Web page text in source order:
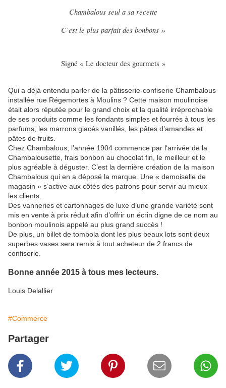
Chambalous seul a sa recette
C’est le plus parfait des bonbons »
Signé « Le docteur des gourmets »
Qui a déjà entendu parler de la pâtisserie-confiserie Chambalous
installée rue Régemortes à Moulins ? Cette maison moulinoise
était alors réputée pour le grand choix et la qualité irréprochable
de ses produits comme les fondants simples et fourrés à tous les
parfums, les marrons glacés vanillés, les pâtes d’amandes et
pâtes de fruits.
Chez Chambalous, l’année 1904 commence par l‘arrivée de la
Chambalousette, frais bonbon au chocolat fin, le meilleur et le
plus agréable à déguster. C’est la dernière création de la maison
Chambalous qui en a déposé la marque. Une « demoiselle de
magasin » s’active aux côtés des patrons pour servir au mieux
les clients.
Des vanneries et cartonnages de luxe d’une grande variété sont
mis en vente à prix réduit afin d’offrir un écrin digne de ce nom au
bonbon moulinois appelé au plus grand succès !
De plus, un billet de tombola dont les plus beaux lots sont deux
superbes vases sera remis à tout acheteur de 2 francs de
confiserie.
Bonne année 2015 à tous mes lecteurs.
Louis Delallier
#Commerce
Partager